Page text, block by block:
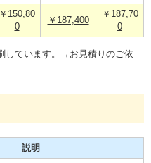
￥150,80
0
￥187,400
￥187,70
0
しています。→ お見積りのご依
説明